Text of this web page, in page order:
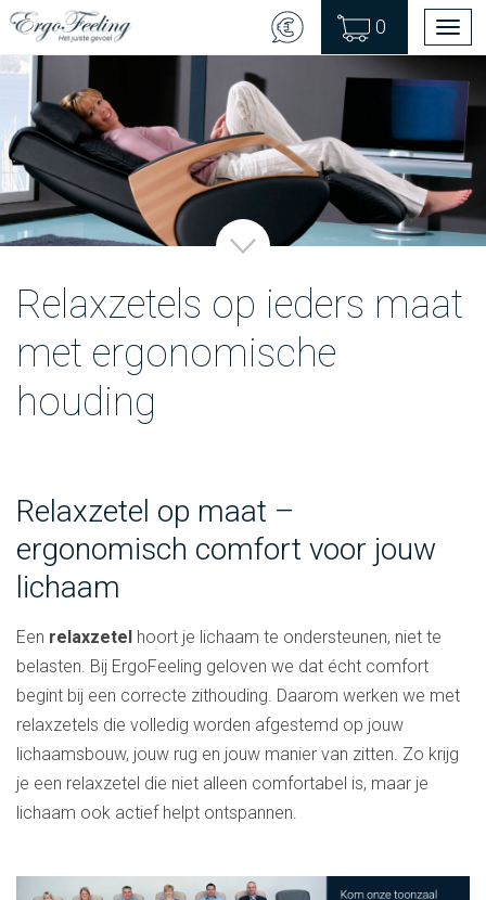
0
Relaxzetels op ieders maat
met ergonomische
houding
Relaxzetel op maat –
ergonomisch comfort voor jouw
lichaam
Een relaxzetel hoort je lichaam te ondersteunen, niet te
belasten. Bij ErgoFeeling geloven we dat écht comfort
begint bij een correcte zithouding. Daarom werken we met
relaxzetels die volledig worden afgestemd op jouw
lichaamsbouw, jouw rug en jouw manier van zitten. Zo krijg
je een relaxzetel die niet alleen comfortabel is, maar je
lichaam ook actief helpt ontspannen.